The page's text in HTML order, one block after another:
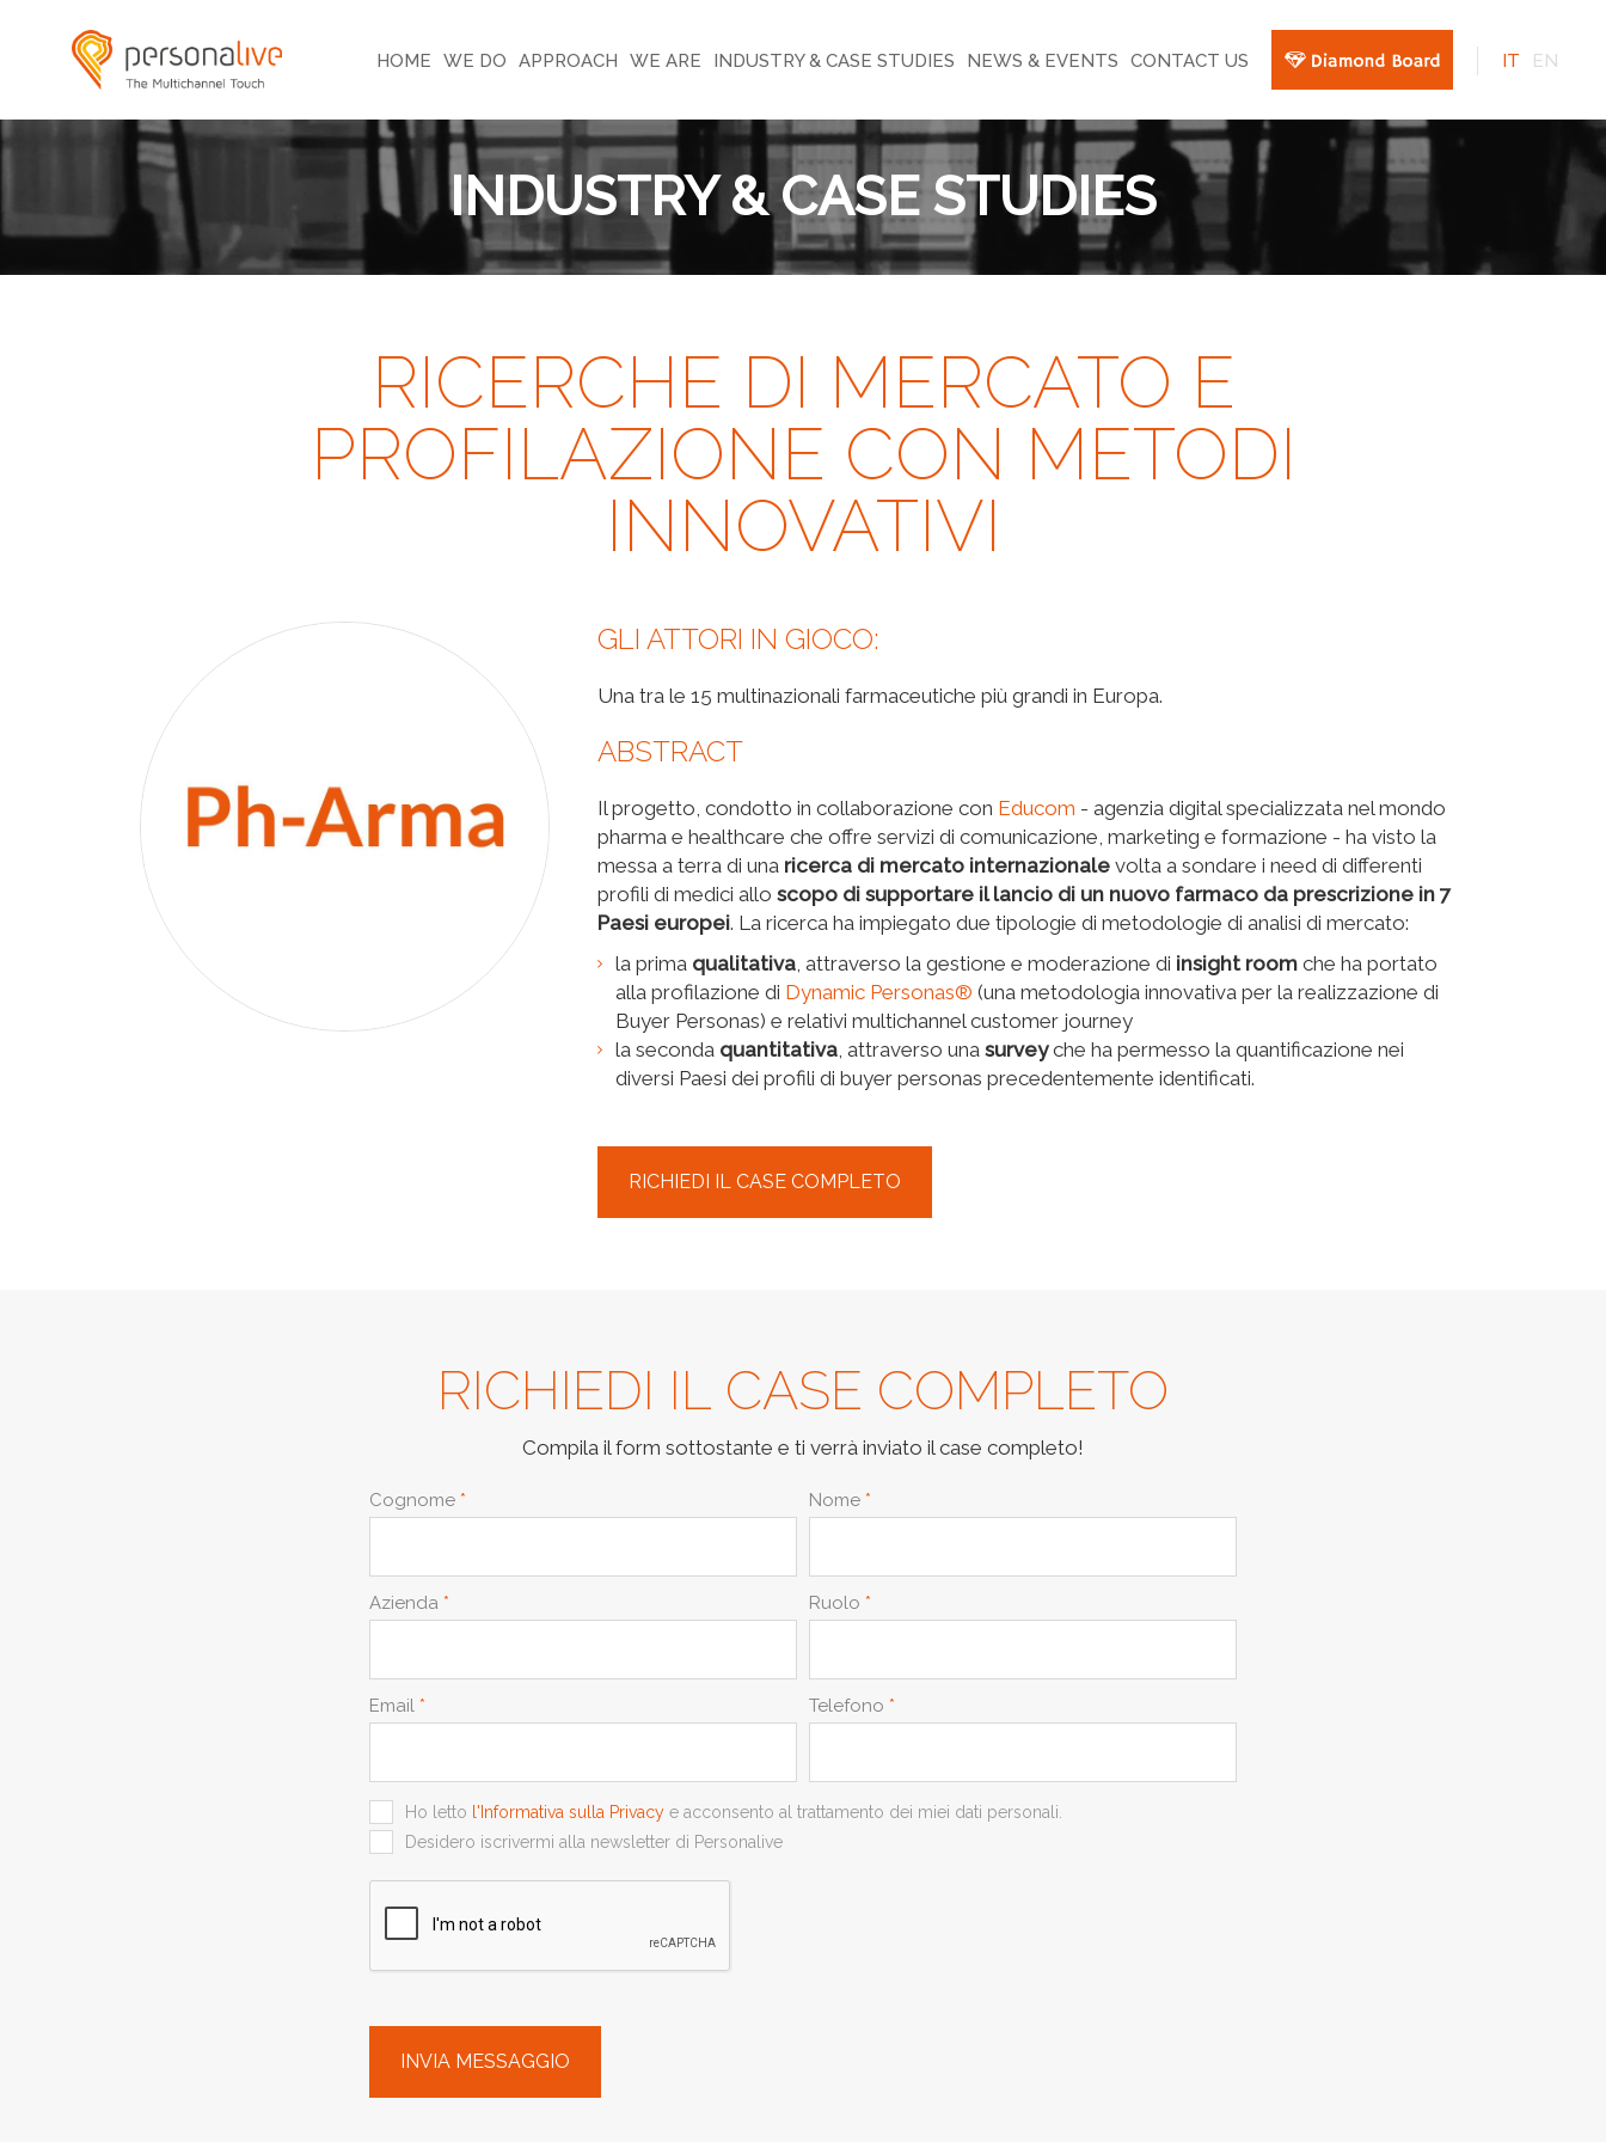
HOME WE DO APPROACH WE ARE INDUSTRY & CASE STUDIES NEWS & EVENTS CONTACT US IT EN
INDUSTRY & CASE STUDIES
RICERCHE DI MERCATO E
PROFILAZIONE CON METODI
INNOVATIVI
GLI ATTORI IN GIOCO:
Una tra le 15 multinazionali farmaceutiche più grandi in Europa.
ABSTRACT
Il progetto, condotto in collaborazione con Educom - agenzia digital specializzata nel mondo
pharma e healthcare che offre servizi di comunicazione, marketing e formazione - ha visto la
messa a terra di una ricerca di mercato internazionale volta a sondare i need di differenti
profili di medici alloscopo di supportare il lancio di un nuovo farmaco da prescrizione in 7
Paesi europei. La ricerca ha impiegato due tipologie di metodologie di analisi di mercato:
la prima qualitativa, attraverso la gestione e moderazione di insight room che ha portato
alla profilazione di Dynamic Personas® (una metodologia innovativa per la realizzazione di
Buyer Personas) e relativi multichannel customer journey
la seconda quantitativa, attraverso unasurveyche ha permesso la quantificazione nei
diversi Paesi dei profili di buyer personas precedentemente identificati.
RICHIEDI IL CASE COMPLETO
RICHIEDI IL CASE COMPLETO
Compila il form sottostante e ti verrà inviato il case completo!
Cognome * Nome *
Azienda * Ruolo *
Email * Telefono *
Ho letto l'Informativa sulla Privacye acconsento al trattamento dei miei dati personali.
Desidero iscrivermi alla newsletter di Personalive